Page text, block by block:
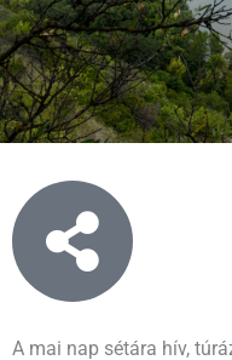
A mai nap sétára hív,